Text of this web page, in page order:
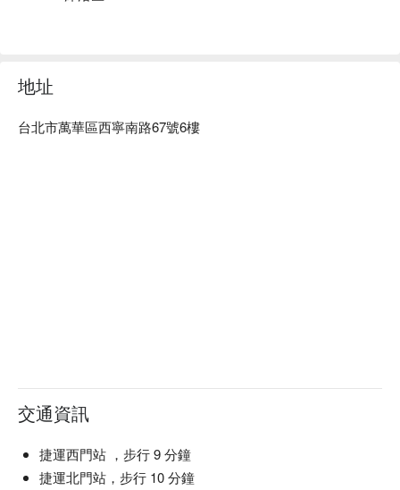
西門驛站出發。
地址
台北市萬華區西寧南路67號6樓
交通資訊
捷運西門站 ，步行 9 分鐘
捷運北門站，步行 10 分鐘